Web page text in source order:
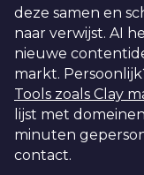
deze samen en
naar verwijst. AI
nieuwe
markt.
Tools zoals Clay
lijst met
minuten
contact.